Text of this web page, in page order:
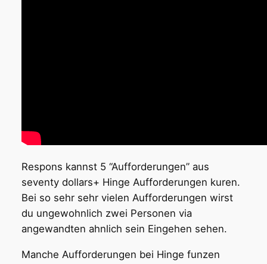
Respons kannst 5 “Aufforderungen” aus
seventy dollars+ Hinge Aufforderungen kuren.
Bei so sehr sehr vielen Aufforderungen wirst
du ungewohnlich zwei Personen via
angewandten ahnlich sein Eingehen sehen.
Manche Aufforderungen bei Hinge funzen